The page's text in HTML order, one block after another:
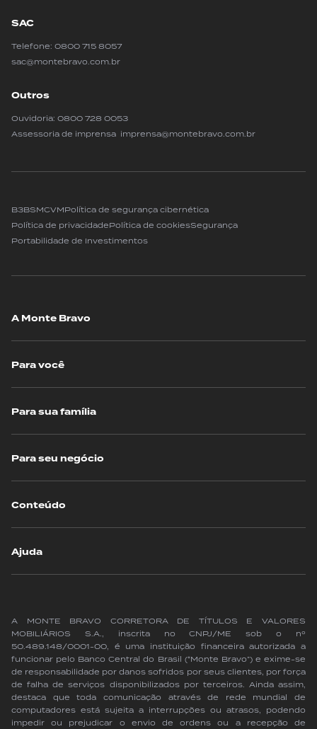
SAC
Telefone: 0800 715 8057
sac@montebravo.com.br
Outros
Ouvidoria: 0800 728 0053
Assessoria de imprensa imprensa@montebravo.com.br
B3BSMCVMPolítica de segurança cibernética
Política de privacidadePolítica de cookiesSegurança
Portabilidade de Investimentos
A Monte Bravo
Para você
Para sua família
Para seu negócio
Conteúdo
Ajuda
A MONTE BRAVO CORRETORA DE TÍTULOS E VALORES
MOBILIÁRIOS S.A., inscrita no CNPJ/ME sob o nº
50.489.148/0001-00, é uma instituição financeira autorizada a
funcionar pelo Banco Central do Brasil (“Monte Bravo”) e exime-se
de responsabilidade por danos sofridos por seus clientes, por força
de falha de serviços disponibilizados por terceiros. Ainda assim,
destaca que toda comunicação através de rede mundial de
computadores está sujeita a interrupções ou atrasos, podendo
impedir ou prejudicar o envio de ordens ou a recepção de